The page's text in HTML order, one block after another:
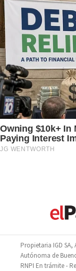
Propietaria IGD
Autónoma de
RNPI En trámite -